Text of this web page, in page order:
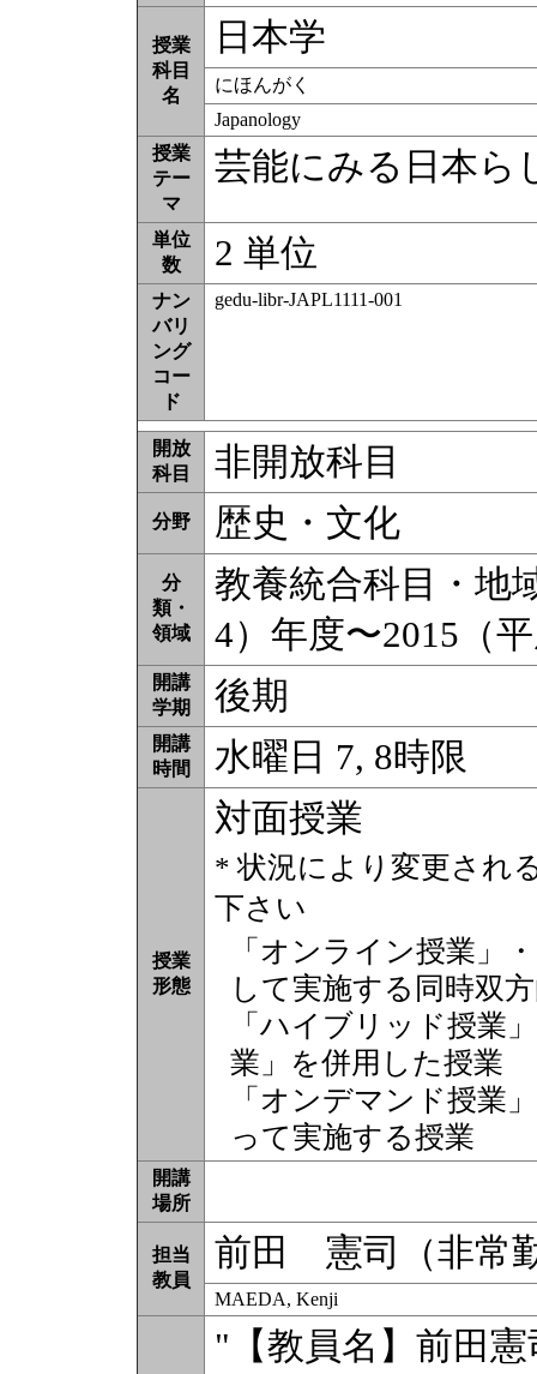
授業
科目
名
日本学
にほんがく
Japanology
授業
テー
マ
芸能にみる日本ら
単位
数
2 単位
ナン
バリ
ング
コー
ド
gedu-libr-JAPL1111-001
開放
科目
非開放科目
分野 歴史・文化
分
類・
領域
教養統合科目・地
4）年度〜2015（
開講
学期
後期
開講
時間
水曜日 7, 8時限
授業
形態
対面授業
* 状況により変更され
下さい
「オンライン授業」
して実施する同時双
「ハイブリッド授業
業」を併用した授業
「オンデマンド授業
って実施する授業
開講
場所
担当
教員
前田 憲司（非常
MAEDA, Kenji
"【教員名】前田憲